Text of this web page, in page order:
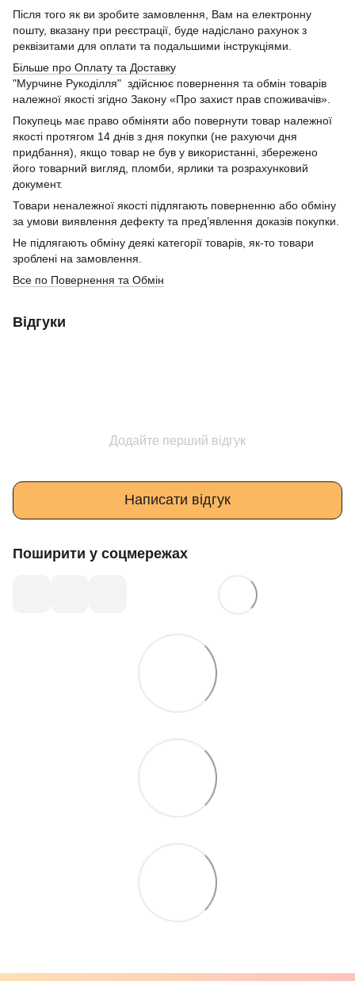
Після того як ви зробите замовлення, Вам на електронну
пошту, вказану при реєстрації, буде надіслано рахунок з
реквізитами для оплати та подальшими інструкціями.
Більше про Оплату та Доставку
"Мурчине Рукоділля" здійснює повернення та обмін товарів
належної якості згідно Закону «Про захист прав споживачів».
Покупець має право обміняти або повернути товар належної
якості протягом 14 днів з дня покупки (не рахуючи дня
придбання), якщо товар не був у використанні, збережено
його товарний вигляд, пломби, ярлики та розрахунковий
документ.
Товари неналежної якості підлягають поверненню або обміну
за умови виявлення дефекту та пред’явлення доказів покупки.
Не підлягають обміну деякі категорії товарів, як-то товари
зроблені на замовлення.
Все по Повернення та Обмін
Відгуки
Додайте перший відгук
Написати відгук
Поширити у соцмережах